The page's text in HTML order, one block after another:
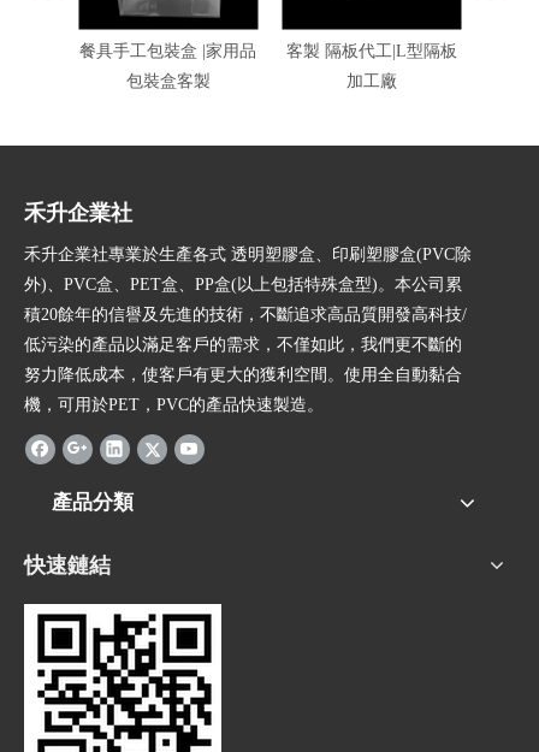
餐具手工包裝盒 |家用品
包裝盒客製
客製 隔板代工|L型隔板
加工廠
禾升企業社
禾升企業社專業於生產各式 透明塑膠盒、印刷塑膠盒(PVC除
外)、PVC盒、PET盒、PP盒(以上包括特殊盒型)。本公司累
積20餘年的信譽及先進的技術，不斷追求高品質開發高科技/
低污染的產品以滿足客戶的需求，不僅如此，我們更不斷的
努力降低成本，使客戶有更大的獲利空間。使用全自動黏合
機，可用於PET，PVC的產品快速製造。
產品分類
快速鏈結